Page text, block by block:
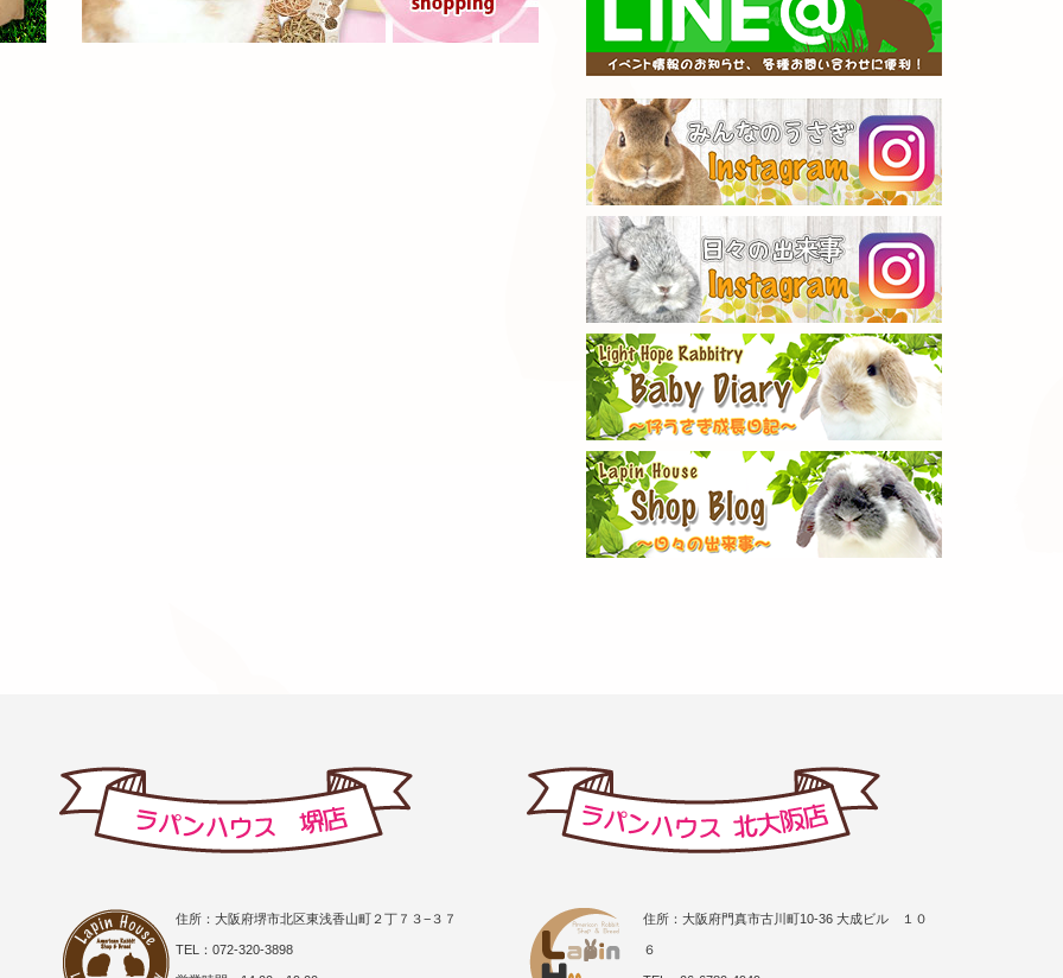
住所：大阪府堺市北区東浅香山町２丁７３−３７
TEL：072-320-3898
住所：大阪府門真市古川町10-36 大成ビル １０
６